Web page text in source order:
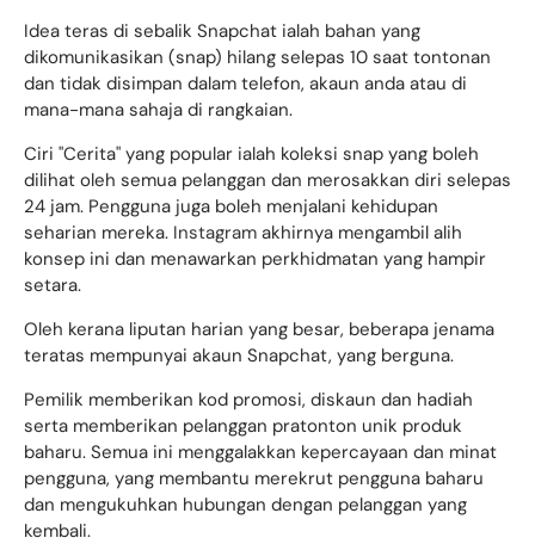
Idea teras di sebalik Snapchat ialah bahan yang
dikomunikasikan (snap) hilang selepas 10 saat tontonan
dan tidak disimpan dalam telefon, akaun anda atau di
mana-mana sahaja di rangkaian.
Ciri "Cerita" yang popular ialah koleksi snap yang boleh
dilihat oleh semua pelanggan dan merosakkan diri selepas
24 jam. Pengguna juga boleh menjalani kehidupan
seharian mereka. Instagram akhirnya mengambil alih
konsep ini dan menawarkan perkhidmatan yang hampir
setara.
Oleh kerana liputan harian yang besar, beberapa jenama
teratas mempunyai akaun Snapchat, yang berguna.
Pemilik memberikan kod promosi, diskaun dan hadiah
serta memberikan pelanggan pratonton unik produk
baharu. Semua ini menggalakkan kepercayaan dan minat
pengguna, yang membantu merekrut pengguna baharu
dan mengukuhkan hubungan dengan pelanggan yang
kembali.